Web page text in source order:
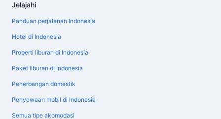
Jelajahi
Panduan perjalanan Indonesia
Hotel di Indonesia
Properti liburan di Indonesia
Paket liburan di Indonesia
Penerbangan domestik
Penyewaan mobil di Indonesia
Semua tipe akomodasi